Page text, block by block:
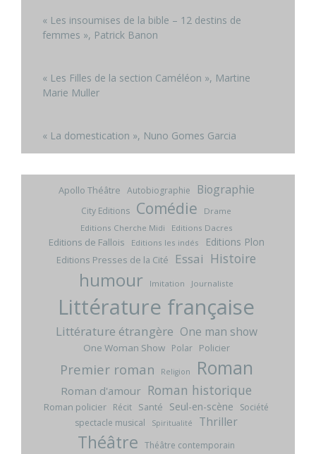
« Les insoumises de la bible – 12 destins de
femmes », Patrick Banon
« Les Filles de la section Caméléon », Martine
Marie Muller
« La domestication », Nuno Gomes Garcia
Apollo Théâtre Autobiographie Biographie
City Editions Comédie
Drame
Editions Cherche Midi
Editions Dacres
Editions de Fallois Editions les indés Editions Plon
Editions Presses de la Cité Essai Histoire
humour Imitation Journaliste
Littérature française
Littérature étrangère One man show
One Woman Show Polar Policier
Premier roman Religion Roman
Roman d'amour Roman historique
Roman policier Récit Santé Seul-en-scène
Société
spectacle musical
Spiritualité Thriller
Théâtre Théâtre contemporain